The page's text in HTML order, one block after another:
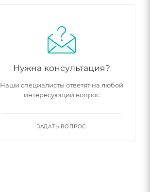
Нужна консультация?
Наши специалисты ответят на любой
интересующий вопрос
ЗАДАТЬ ВОПРОС